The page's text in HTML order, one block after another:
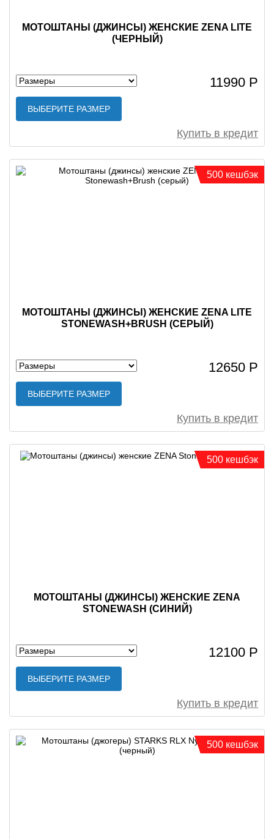
МОТОШТАНЫ (ДЖИНСЫ) ЖЕНСКИЕ ZENA LITE
(ЧЕРНЫЙ)
11990 Р
ВЫБЕРИТЕ РАЗМЕР
Купить в кредит
МОТОШТАНЫ (ДЖИНСЫ) ЖЕНСКИЕ ZENA LITE
STONEWASH+BRUSH (СЕРЫЙ)
12650 Р
ВЫБЕРИТЕ РАЗМЕР
Купить в кредит
500 кешбэк
МОТОШТАНЫ (ДЖИНСЫ) ЖЕНСКИЕ ZENA
STONEWASH (СИНИЙ)
12100 Р
ВЫБЕРИТЕ РАЗМЕР
Купить в кредит
500 кешбэк
500 кешбэк